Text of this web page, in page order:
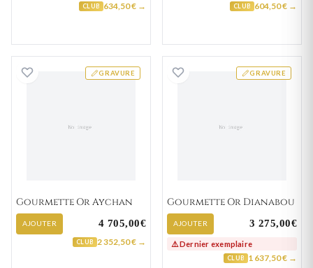
CLUB 634,50 € → CLUB 604,50 € →
GRAVURE
Gourmette Or Aychan
Gourmette Or Aychan
AJOUTER 4 705,00€
CLUB 2 352,50 € →
GRAVURE
Gourmette Or
Gourmette Or Dianabou
AJOUTER 3 275,00€
⚠️ Dernier exemplaire
CLUB 1 637,50 € →